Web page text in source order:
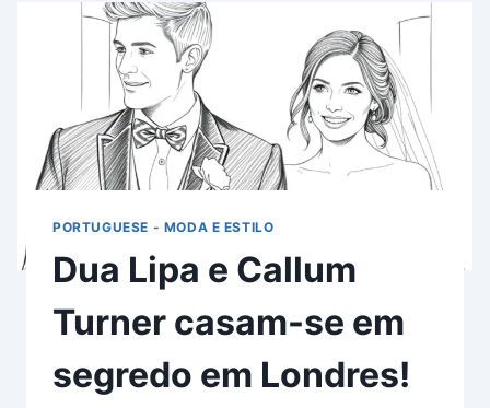
PORTUGUESE - MODA E ESTILO
Dua Lipa e Callum
Turner casam-se em
segredo em Londres!